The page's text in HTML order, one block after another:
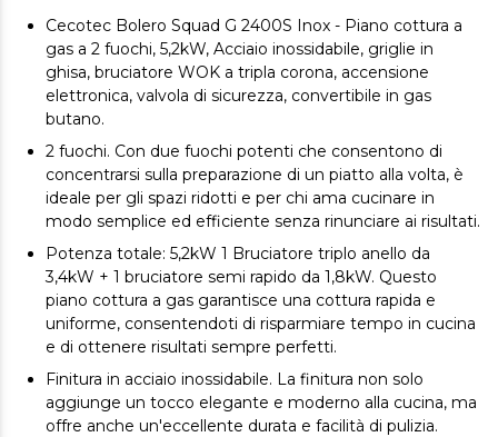
Cecotec Bolero Squad G 2400S Inox - Piano cottura a
gas a 2 fuochi, 5,2kW, Acciaio inossidabile, griglie in
ghisa, bruciatore WOK a tripla corona, accensione
elettronica, valvola di sicurezza, convertibile in gas
butano.
2 fuochi. Con due fuochi potenti che consentono di
concentrarsi sulla preparazione di un piatto alla volta, è
ideale per gli spazi ridotti e per chi ama cucinare in
modo semplice ed efficiente senza rinunciare ai risultati.
Potenza totale: 5,2kW 1 Bruciatore triplo anello da
3,4kW + 1 bruciatore semi rapido da 1,8kW. Questo
piano cottura a gas garantisce una cottura rapida e
uniforme, consentendoti di risparmiare tempo in cucina
e di ottenere risultati sempre perfetti.
Finitura in acciaio inossidabile. La finitura non solo
aggiunge un tocco elegante e moderno alla cucina, ma
offre anche un'eccellente durata e facilità di pulizia.